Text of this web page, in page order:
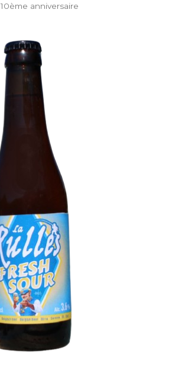
10ème anniversaire